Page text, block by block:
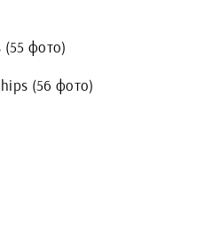
фото)